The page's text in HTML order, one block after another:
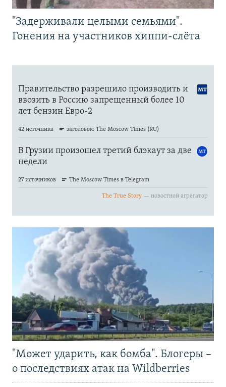
"Задерживали целыми семьями".
Гонения на участников хиппи-слёта
"Может ударить, как бомба". Блогеры –
о последствиях атак на Wildberries